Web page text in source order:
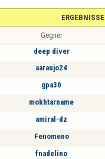
ERGEBNISSE
Gegner
deep diver
aaraujo24
gpa30
mokhtarname
amiral-dz
Fenomeno
fnadelino